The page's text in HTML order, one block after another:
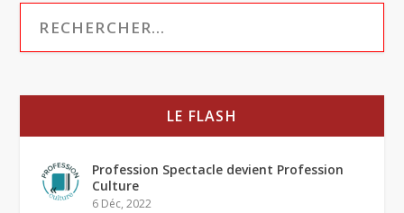
LE FLASH
Profession Spectacle devient Profession
Culture
6 Déc, 2022